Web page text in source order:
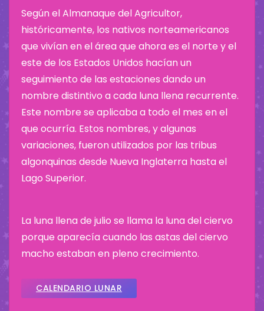
Según el Almanaque del Agricultor,
históricamente, los nativos norteamericanos
que vivían en el área que ahora es el norte y el
este de los Estados Unidos hacían un
seguimiento de las estaciones dando un
nombre distintivo a cada luna llena recurrente.
Este nombre se aplicaba a todo el mes en el
que ocurría. Estos nombres, y algunas
variaciones, fueron utilizados por las tribus
algonquinas desde Nueva Inglaterra hasta el
Lago Superior.
La luna llena de julio se llama la luna del ciervo
porque aparecía cuando las astas del ciervo
macho estaban en pleno crecimiento.
CALENDARIO LUNAR